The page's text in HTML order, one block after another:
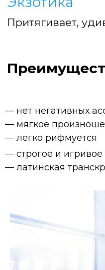
— нет негативных
— мягкое
— легко рифмуется
— строгое и
— латинская